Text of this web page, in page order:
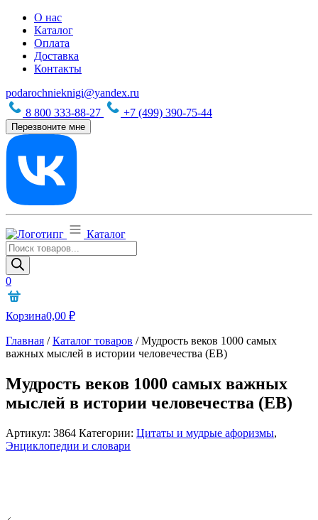
О нас
Каталог
Оплата
Доставка
Контакты
podarochnieknigi@yandex.ru
8 800 333-88-27
+7 (499) 390-75-44
Перезвоните мне
Каталог
Поиск
товаров
0
Корзина0,00 ₽
Главная /Каталог товаров /Мудрость веков 1000 самых
важных мыслей в истории человечества (EB)
Мудрость веков 1000 самых важных
мыслей в истории человечества (EB)
Артикул: 3864 Категории: Цитаты и мудрые афоризмы,
Энциклопедии и словари